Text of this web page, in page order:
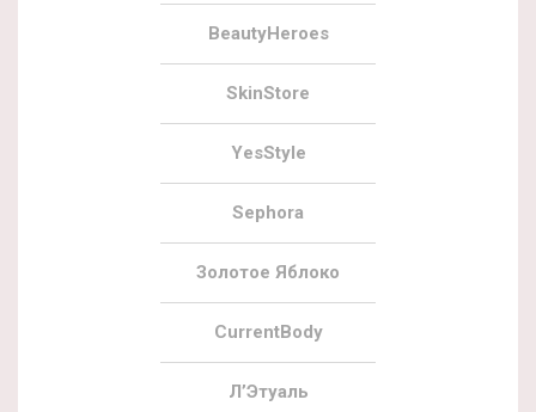
BeautyHeroes
SkinStore
YesStyle
Sephora
Золотое Яблоко
CurrentBody
Л’Этуаль